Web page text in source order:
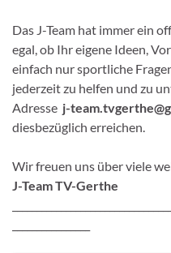
Das J-Team hat immer ein
egal, ob Ihr eigene Ideen,
einfach nur sportliche
jederzeit zu helfen und zu
Adresse j-
diesbezüglich erreichen.
Wir freuen uns über viele
J-Team TV-Gerthe